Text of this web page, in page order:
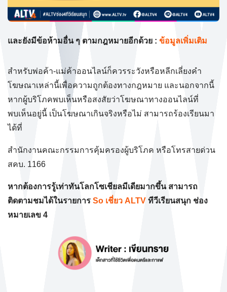
และยังมีข้อห้ามอื่น ๆ ตามกฎหมายอีกด้วย : ข้อมูลเพิ่มเติม
สำหรับพ่อค้า-แม่ค้าออนไลน์ก็ควรระวังหรือหลีกเลี่ยงคำ
โฆษณาเหล่านี้เพื่อความถูกต้องทางกฎหมาย และนอกจากนี้
หากผู้บริโภคพบเห็นหรือสงสัยว่าโฆษณาทางออนไลน์ที่
พบเห็นอยู่นี้ เป็นโฆษณาเกินจริงหรือไม่ สามารถร้องเรียนมา
ได้ที่
สำนักงานคณะกรรมการคุ้มครองผู้บริโภค หรือโทรสายด่วน
สคบ. 1166
หากต้องการรู้เท่าทันโลกโซเชียลมีเดียมากขึ้น สามารถ
ติดตามชมได้ในรายการ So เชี่ยว ALTV ทีวีเรียนสนุก ช่อง
หมายเลข 4